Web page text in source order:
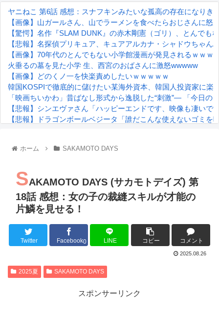
ヤニねこ 第6話 感想：スナフキンみたいな孤高の存在になりき
【画像】山ガールさん、山でラーメンを食べたらおじさんに怒
【驚愕】名作『SLAM DUNK』の赤木剛憲（ゴリ）、とんで
【悲報】名探偵プリキュア、キュアアルカナ・シャドウちゃ
【画像】70年代のとんでもない小学館漫画が発見されるｗｗｗ
火垂るの墓を見た小学 生、西宮のおばさんに激怒wwwww
【画像】どのくノ一を快楽責めしたいｗｗｗｗｗ
韓国KOSPIで徹底的に儲けたい某海外資本、韓国人投資家に
「映画ちいかわ」昔ばなし形式から逸脱した“刺激”― 「今日
【悲報】シンエヴァさん「ハッピーエンドです、映像も凄い
【悲報】ドラゴンボールベジータ「誰だこんな使えないゴミ
『進撃の巨人』で一番面白いところってｗｗｗｗｗ
るろうに剣心 -明治剣客浪漫譚- 京都動乱 第33話の感想
同盟、帝国、フェザーン。生まれるなら何処がいいか問題！
Powered by livedoor 相互RSS
ホーム SAKAMOTO DAYS
SAKAMOTO DAYS (サカモトデイズ) 第
18話 感想：女の子の裁縫スキルが才能の
片鱗を見せる！
Twitter Facebook0 LINE コピー コメント
2025.08.26
2025夏 SAKAMOTO DAYS
スポンサーリンク